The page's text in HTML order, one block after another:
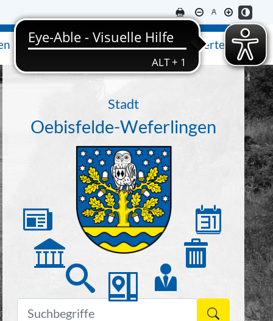
Ausflugsziele & Sehenswertes
Stadt
Oebisfelde-Weferlingen